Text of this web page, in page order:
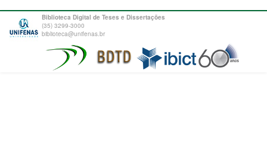
Biblioteca Digital de Teses e Dissertações
(35) 3299-3000
biblioteca@unifenas.br